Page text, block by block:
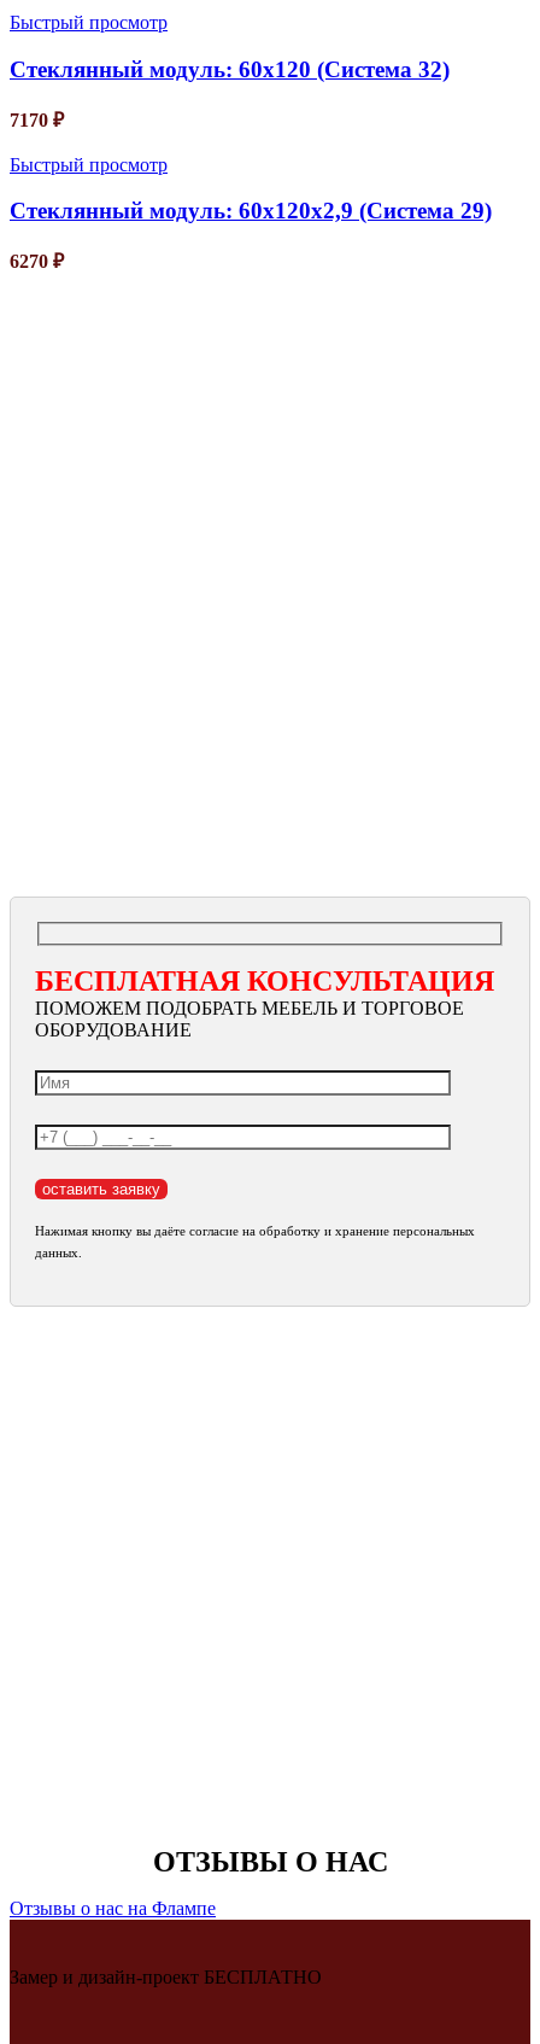
Быстрый просмотр
Стеклянный модуль: 60х120 (Система 32)
7170 ₽
Быстрый просмотр
Стеклянный модуль: 60х120х2,9 (Система 29)
6270 ₽
БЕСПЛАТНАЯ КОНСУЛЬТАЦИЯ
ПОМОЖЕМ ПОДОБРАТЬ МЕБЕЛЬ И ТОРГОВОЕ
ОБОРУДОВАНИЕ
Нажимая кнопку вы даёте согласие на обработку и хранение персональных
данных.
ОТЗЫВЫ О НАС
Отзывы о нас на Флампе
Замер и дизайн-проект БЕСПЛАТНО